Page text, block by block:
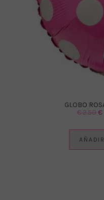
GLOBO
€2.50El
€